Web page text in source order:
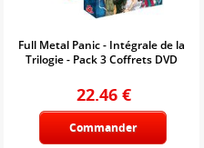
Full Metal Panic - Intégrale de la
Trilogie - Pack 3 Coffrets DVD
22.46 €
Commander